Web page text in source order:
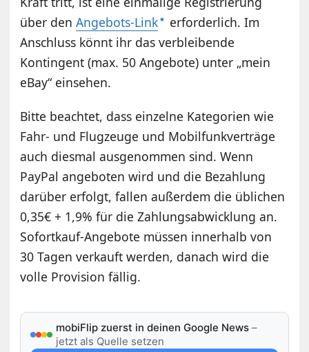
über denAngebots-Link
erforderlich. Im
Anschluss könnt ihr das verbleibende
Kontingent (max. 50 Angebote) unter „mein
eBay“ einsehen.
Bitte beachtet, dass einzelne Kategorien wie
Fahr- und Flugzeuge und Mobilfunkverträge
auch diesmal ausgenommen sind. Wenn
PayPal angeboten wird und die Bezahlung
darüber erfolgt, fallen außerdem die üblichen
0,35€ + 1,9% für die Zahlungsabwicklung an.
Sofortkauf-Angebote müssen innerhalb von
30 Tagen verkauft werden, danach wird die
volle Provision fällig.
mobiFlip zuerst in deinen Google News –
jetzt als Quelle setzen